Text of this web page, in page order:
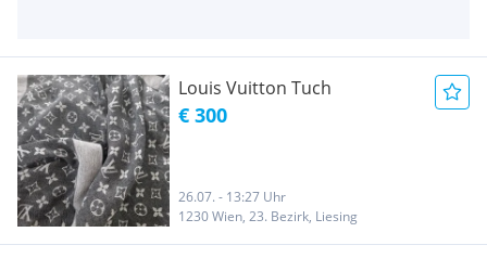
Louis Vuitton Tuch
€ 300
26.07. - 13:27 Uhr
1230 Wien, 23. Bezirk, Liesing